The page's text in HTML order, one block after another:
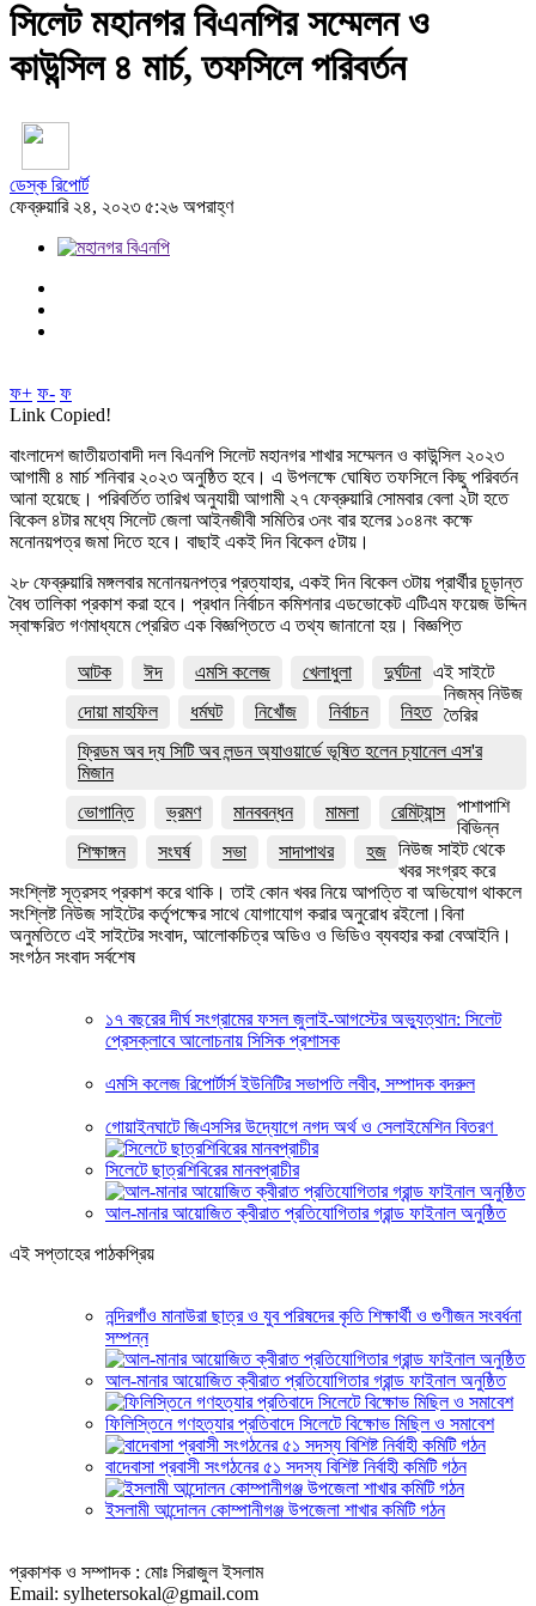
সিলেট মহানগর বিএনপির সম্মেলন ও
কাউন্সিল ৪ মার্চ, তফসিলে পরিবর্তন
ডেস্ক রিপোর্ট
ফেব্রুয়ারি ২৪, ২০২৩ ৫:২৬ অপরাহ্ণ
ফ+ ফ- ফ
Link Copied!
বাংলাদেশ জাতীয়তাবাদী দল বিএনপি সিলেট মহানগর শাখার সম্মেলন ও কাউন্সিল ২০২৩
আগামী ৪ মার্চ শনিবার ২০২৩ অনুষ্ঠিত হবে। এ উপলক্ষে ঘোষিত তফসিলে কিছু পরিবর্তন
আনা হয়েছে। পরিবর্তিত তারিখ অনুযায়ী আগামী ২৭ ফেব্রুয়ারি সোমবার বেলা ২টা হতে
বিকেল ৪টার মধ্যে সিলেট জেলা আইনজীবী সমিতির ৩নং বার হলের ১০৪নং কক্ষে
মনোনয়পত্র জমা দিতে হবে। বাছাই একই দিন বিকেল ৫টায়।
২৮ ফেব্রুয়ারি মঙ্গলবার মনোনয়নপত্র প্রত্যাহার, একই দিন বিকেল ৩টায় প্রার্থীর চূড়ান্ত
বৈধ তালিকা প্রকাশ করা হবে। প্রধান নির্বাচন কমিশনার এডভোকেট এটিএম ফয়েজ উদ্দিন
স্বাক্ষরিত গণমাধ্যমে প্রেরিত এক বিজ্ঞপ্তিতে এ তথ্য জানানো হয়। বিজ্ঞপ্তি
আটক ঈদ এমসি কলেজ খেলাধুলা
দুর্ঘটনা
দোয়া মাহফিল
ধর্মঘট নিখোঁজ নির্বাচন
নিহত
ফ্রিডম অব দ্য সিটি অব লন্ডন অ্যাওয়ার্ডে ভূষিত হলেন চ্যানেল এস'র
মিজান
ভোগান্তি
ভ্রমণ মানববন্ধন মামলা
রেমিট্যান্স
শিক্ষাঙ্গন
সংঘর্ষ সভা সাদাপাথর হজ
এই সাইটে
নিজম্ব নিউজ
তৈরির
পাশাপাশি
বিভিন্ন
নিউজ সাইট থেকে
খবর সংগ্রহ করে
সংশ্লিষ্ট সূত্রসহ প্রকাশ করে থাকি। তাই কোন খবর নিয়ে আপত্তি বা অভিযোগ থাকলে
সংশ্লিষ্ট নিউজ সাইটের কর্তৃপক্ষের সাথে যোগাযোগ করার অনুরোধ রইলো।বিনা
অনুমতিতে এই সাইটের সংবাদ, আলোকচিত্র অডিও ও ভিডিও ব্যবহার করা বেআইনি।
সংগঠন সংবাদ সর্বশেষ
১৭ বছরের দীর্ঘ সংগ্রামের ফসল জুলাই-আগস্টের অভ্যুত্থান: সিলেট
প্রেসক্লাবে আলোচনায় সিসিক প্রশাসক
এমসি কলেজ রিপোর্টার্স ইউনিটির সভাপতি লবীব, সম্পাদক বদরুল
গোয়াইনঘাটে জিএসসির উদ্যোগে নগদ অর্থ ও সেলাইমেশিন বিতরণ
সিলেটে ছাত্রশিবিরের মানবপ্রাচীর
আল-মানার আয়োজিত ক্বীরাত প্রতিযোগিতার গ্রান্ড ফাইনাল অনুষ্ঠিত
এই সপ্তাহের পাঠকপ্রিয়
নন্দিরগাঁও মানাউরা ছাত্র ও যুব পরিষদের কৃতি শিক্ষার্থী ও গুণীজন সংবর্ধনা
সম্পন্ন
আল-মানার আয়োজিত ক্বীরাত প্রতিযোগিতার গ্রান্ড ফাইনাল অনুষ্ঠিত
ফিলিস্তিনে গণহত্যার প্রতিবাদে সিলেটে বিক্ষোভ মিছিল ও সমাবেশ
বাদেবাসা প্রবাসী সংগঠনের ৫১ সদস্য বিশিষ্ট নির্বাহী কমিটি গঠন
ইসলামী আন্দোলন কোম্পানীগঞ্জ উপজেলা শাখার কমিটি গঠন
প্রকাশক ও সম্পাদক : মোঃ সিরাজুল ইসলাম
Email: sylhetersokal@gmail.com